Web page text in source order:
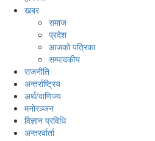
खबर
समाज
प्रदेश
आजको पत्रिका
सम्पादकीय
राजनीति
अन्तर्राष्ट्रिय
अर्थ/वाणिज्य
मनाेरञ्जन
विज्ञान प्रविधि
अन्तरर्वार्ता